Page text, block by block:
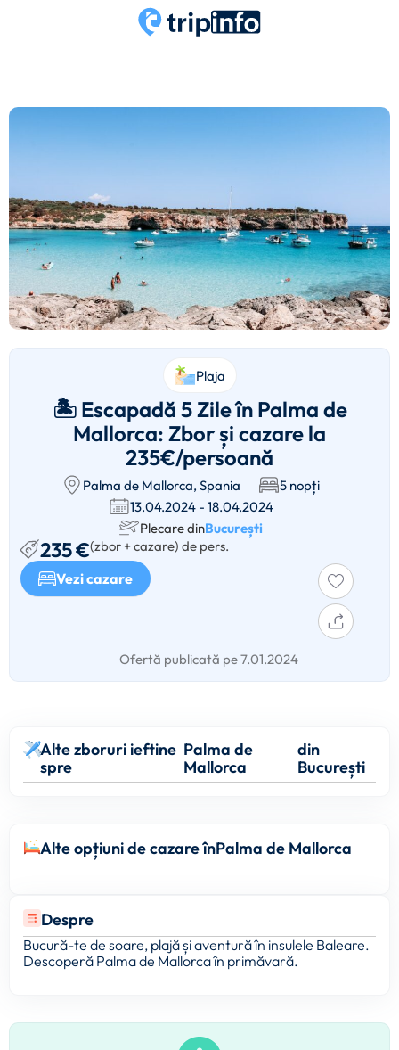
Plaja
🏝️ Escapadă 5 Zile în Palma de
Mallorca: Zbor și cazare la
235€/persoană
Palma de Mallorca, Spania
5 nopți
13.04.2024 - 18.04.2024
Plecare dinBucurești
235 €(zbor + cazare) de pers.
Vezi cazare
Ofertă publicată pe 7.01.2024
Alte zboruri ieftine
spre
Palma de
Mallorca
din
București
Alte opțiuni de cazare înPalma de Mallorca
Despre
Bucură-te de soare, plajă și aventură în insulele Baleare.
Descoperă Palma de Mallorca în primăvară.